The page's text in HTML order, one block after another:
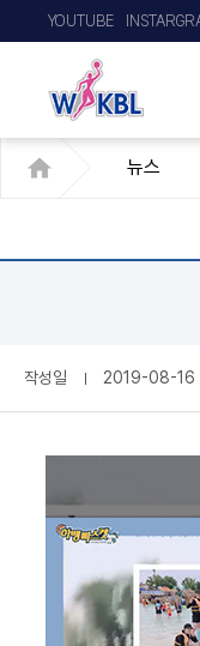
YOUTUBE
뉴스
작성일 2019-08-16